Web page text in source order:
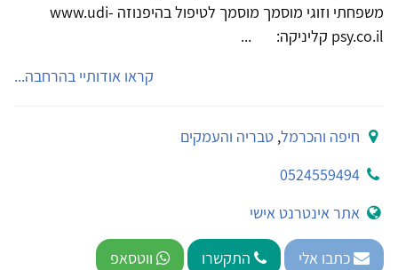
משפחתי וזוגי מוסמך מוסמך לטיפול בהיפנוזה www.udi-
psy.co.il קליניקה: ...
קראו אודותיי בהרחבה...
חיפה והכרמל,טבריה והעמקים
0524559494
אתר אינטרנט אישי
כתבו אלי התקשרו ווטסאפ